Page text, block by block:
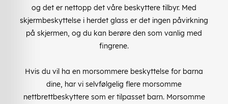
og det er nettopp det våre beskyttere tilbyr. Med
skjermbeskyttelse i herdet glass er det ingen påvirkning
på skjermen, og du kan berøre den som vanlig med
fingrene.
Hvis du vil ha en morsommere beskyttelse for barna
dine, har vi selvfølgelig flere morsomme
nettbrettbeskyttere som er tilpasset barn. Morsomme